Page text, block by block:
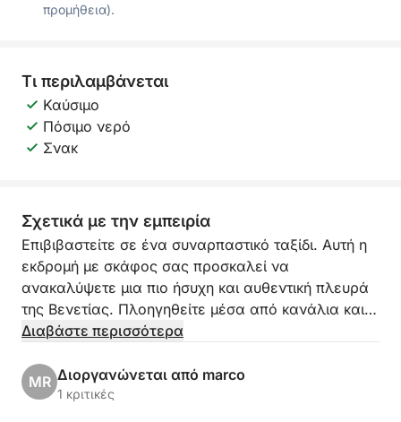
προμήθεια).
Τι περιλαμβάνεται
Καύσιμο
Πόσιμο νερό
Σνακ
Σχετικά με την εμπειρία
Επιβιβαστείτε σε ένα συναρπαστικό ταξίδι. Αυτή η
εκδρομή με σκάφος σας προσκαλεί να
ανακαλύψετε μια πιο ήσυχη και αυθεντική πλευρά
της Βενετίας. Πλοηγηθείτε μέσα από κανάλια και
νησιά βυθισμένα στην ιστορία, το μυστήριο και την
που γνωρίζει κάθε γωνιά της λιμνοθάλασσας.
Διαβάστε περισσότερα
MR Διοργανώνεται από marco
1 κριτικές